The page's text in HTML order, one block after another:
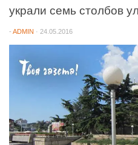
украли семь столбов
- ADMIN · 24.05.2016